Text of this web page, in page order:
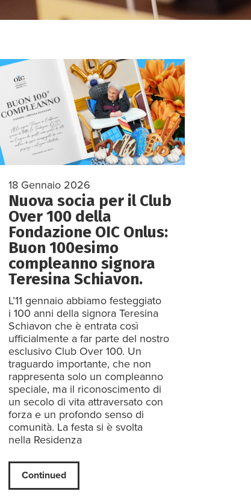
18 Gennaio 2026
Nuova socia per il Club
Over 100 della
Fondazione OIC Onlus:
Buon 100esimo
compleanno signora
Teresina Schiavon.
L’11 gennaio abbiamo festeggiato
i 100 anni della signora Teresina
Schiavon che è entrata così
ufficialmente a far parte del nostro
esclusivo Club Over 100. Un
traguardo importante, che non
rappresenta solo un compleanno
speciale, ma il riconoscimento di
un secolo di vita attraversato con
forza e un profondo senso di
comunità. La festa si è svolta
nella Residenza
Continued